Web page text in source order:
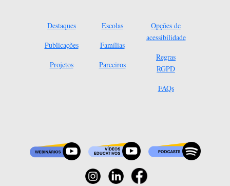
Destaques
Publicações
Projetos
Escolas
Famílias
Parceiros
Opções de
acessibilidade
Regras
RGPD
FAQs